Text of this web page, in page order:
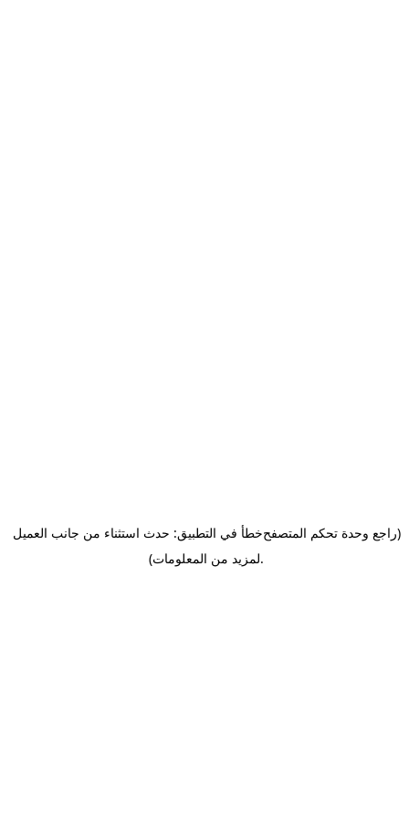
خطأ في التطبيق: حدث استثناء من جانب العميل(راجع وحدة تحكم المتصفح
لمزيد من المعلومات).